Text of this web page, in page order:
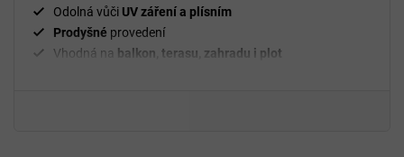
Odolná vůči UV záření a plísním
Prodyšné provedení
Vhodná na balkon, terasu, zahradu i plot